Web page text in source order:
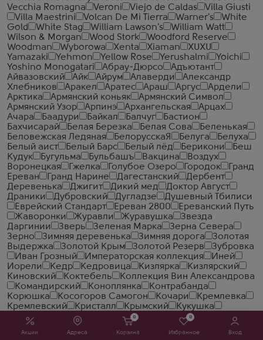
Акции Адреса
0
Корзина
0
Избранное Вход
Vecchia Romagna
Veroni Viejo de Caldas
Villa Giusti
Villa Maestrini
Volcan De Mi Tierra Warner's
White
Gold
White Stag William Lawson's
William Watt
Wilson & Morgan
Wood Stork
Woodford Reserve
Woodman
Wyborowa Xenta Xiaman
XUXU
Yamazaki
Yehmon Yellow Rose Yerushalmi
Yoichi
Yoshino Monogatari
Абрау-Дюрсо
Адъютант
Айвазовский
Айк Айрум Алаверди
Александр
Хлебников
Аракел Аратес Араш Аргус
Ардели
Арктика
Армянский коньяк
Армянский Символ
Армянский Узор
Арпинэ Архангельская
Арцах
Ачара
Баадури Байкал Балчуг
Бастион
Бахчисарай
Белая Березка Белая Сова
Беленькая
Беловежская Ледяная
БелорусскаЯ Белуга
Белуха
Белый аист
Белый Барс Белый лёд Берикони
Беш
Кудук
Бугульма Бульбашъ Вакцина
Воздух
Воронецкая
Гжелка Голубое Озеро Городок
Гранд
Ереван
Гранд Нарине Дагестанский
Дербент
Деревенька
Джигит Дикий мед
Доктор Август
Драники
Дубровский Дугладзе
Душевный Тбилиси
Еврейский Стандарт
Ереван 2800
Ереванский Путь
Жаворонки
Журавли Журавушка
Звезда
Даргинии
Зверь Зеленая Марка
Зерна Севера
Зерно
Зимняя деревенька Зимняя дорога
Золотая
Выдержка
Золотой Крым Золотой Резерв
Зубровка
Иван Грозный
Императорская коллекция
Иней
Иорели
Кедр Кедровица Кизлярка
Кизлярский
Киновский
Коктебель
Коллекция Вин Александрова
Командирский
Коноплянка
Контрабанда
Корюшка
Косогоров Самогон Кочари
Кремлевка
Кремлевский
Кристалл Крымский
Кукушка
Ламоника
Легенда Армении
Легенда Кремля
Лезгинка
Лесная Мороша Маруся
Медная
лошадка
Методъ Мурава Мягков Налибоки